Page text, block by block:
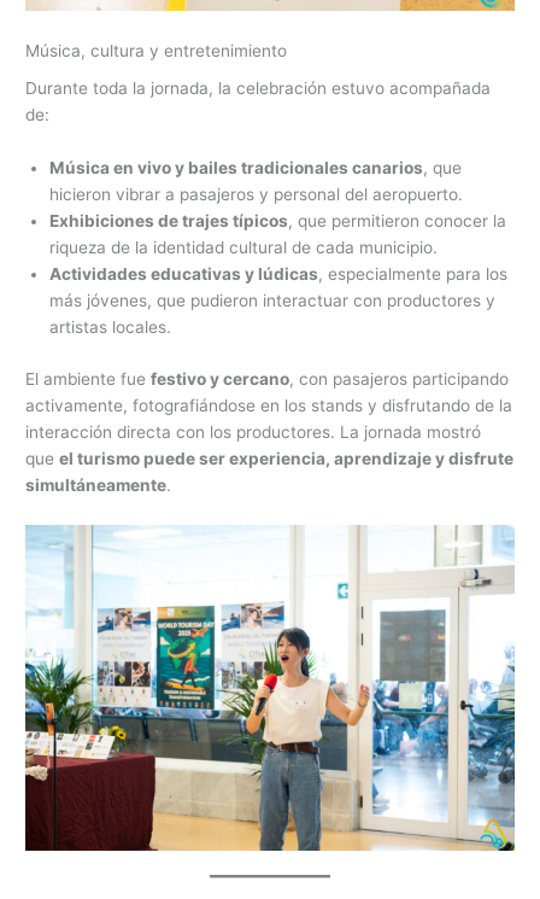
Música, cultura y entretenimiento
Durante toda la jornada, la celebración estuvo acompañada
de:
Música en vivo y bailes tradicionales canarios, que
hicieron vibrar a pasajeros y personal del aeropuerto.
Exhibiciones de trajes típicos, que permitieron conocer la
riqueza de la identidad cultural de cada municipio.
Actividades educativas y lúdicas, especialmente para los
más jóvenes, que pudieron interactuar con productores y
artistas locales.
El ambiente fuefestivo y cercano, con pasajeros participando
activamente, fotografiándose en los stands y disfrutando de la
interacción directa con los productores. La jornada mostró
queel turismo puede ser experiencia, aprendizaje y disfrute
simultáneamente.